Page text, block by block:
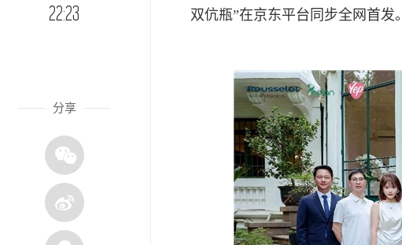
22:23
分享
双伉瓶”在京东平台同步全网首发。